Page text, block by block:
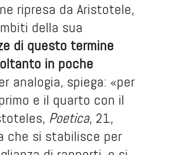
ripresa da Aristotele,
della sua
di questo termine
in poche
analogia, spiega: «per
e il quarto con il
Poetica, 21,
che si stabilisce per